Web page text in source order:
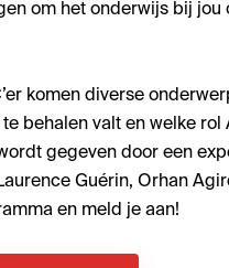
om het onderwijs bij
komen diverse
behalen valt en welke
gegeven door een
Guérin, Orhan
en meld je aan!